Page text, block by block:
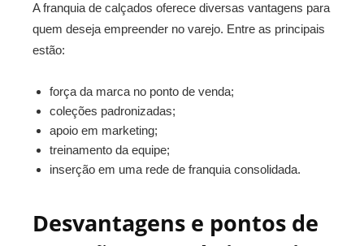
A franquia de calçados oferece diversas vantagens para
quem deseja empreender no varejo. Entre as principais
estão:
força da marca no ponto de venda;
coleções padronizadas;
apoio em marketing;
treinamento da equipe;
inserção em uma rede de franquia consolidada.
Desvantagens e pontos de